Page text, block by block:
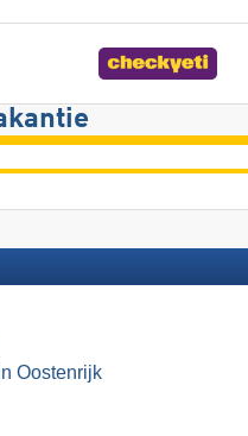
Oostenrijk